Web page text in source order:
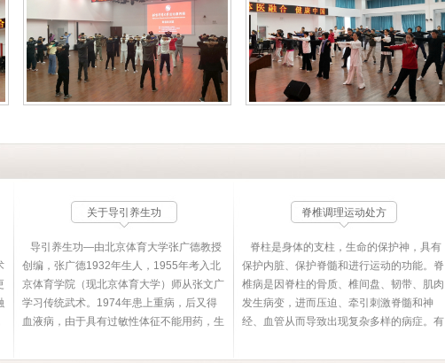
关于导引养生功
导引养生功—由北京体育大学张广德教授
创编，张广德1932年生人，1955年考入北
京体育学院（现北京体育大学）师从张文广
学习传统武术。1974年患上重病，后又得
血液病，由于具有过敏性体征不能用药，生
1975年正式创编导引养生功，随后不仅治
脊椎调理运动处方
脊柱是身体的支柱，生命的保护神，具有
保护内脏、保护脊髓和进行运动的功能。脊
椎病是因脊柱的骨质、椎间盘、韧带、肌肉
发生病变，进而压迫、牵引刺激脊髓和神
经、血管从而导致出现复杂多样的病症。有
不起，这是非常错误的。殊不知脊椎上承头